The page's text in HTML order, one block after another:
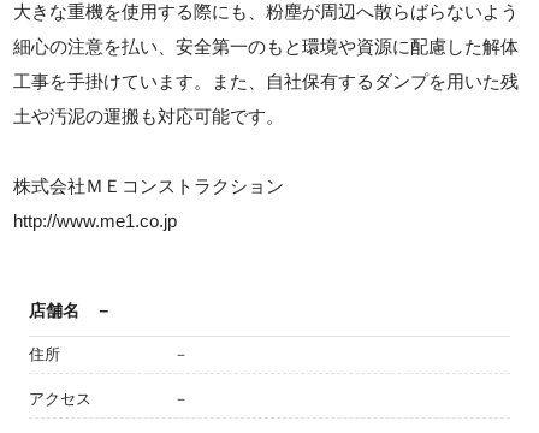
大きな重機を使用する際にも、粉塵が周辺へ散らばらないよう
細心の注意を払い、安全第一のもと環境や資源に配慮した解体
工事を手掛けています。また、自社保有するダンプを用いた残
土や汚泥の運搬も対応可能です。
株式会社ＭＥコンストラクション
http://www.me1.co.jp
店舗名 －
住所 －
アクセス －